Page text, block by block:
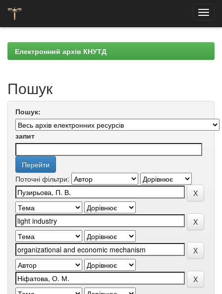
navigationЕлектронний архів КНУТД
Пошук
Пошук:
запит
Поточні фільтри: